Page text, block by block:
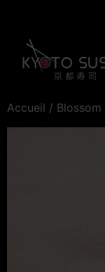
Accueil / Blossom